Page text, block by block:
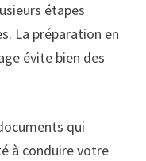
étapes
La préparation en
évite bien des
qui
à conduire votre